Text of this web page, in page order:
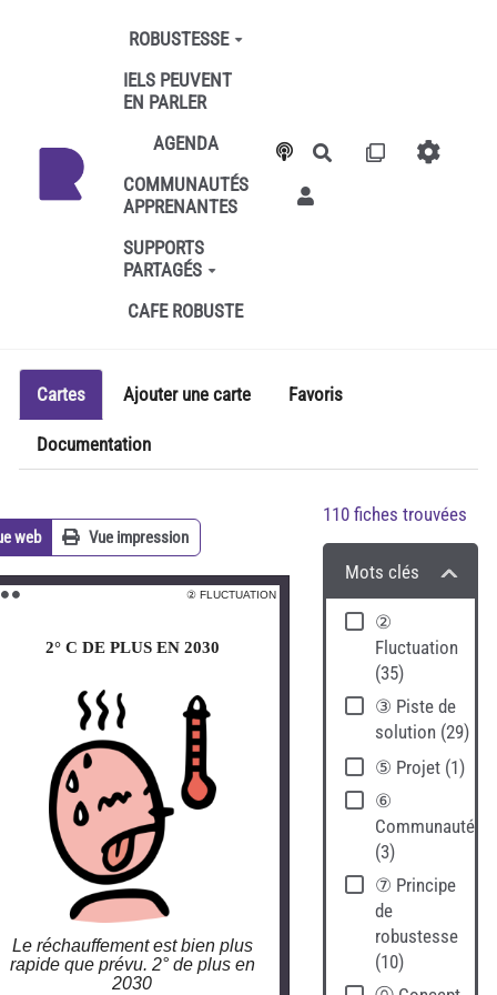
Aller au contenu principal
ROBUSTESSE
IELS PEUVENT
EN PARLER
AGENDA
COMMUNAUTÉS
APPRENANTES
SUPPORTS
PARTAGÉS
CAFE ROBUSTE
Rechercher
Cartes Ajouter une carte Favoris
Documentation
110 fiches trouvées
Mots clés
②
Fluctuation
(35)
③ Piste de
solution (29)
⑤ Projet (1)
⑥
Communauté
(3)
⑦ Principe
de
robustesse
(10)
web Vue impression
⚫️ ② FLUCTUATION
2° C DE PLUS EN 2030
Le réchauffement est bien plus
rapide que prévu. 2° de plus en
2030
⚫️ ⚫️ ⚫️
2° C DE PLUS EN 2030